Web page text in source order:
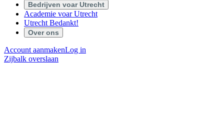
Bedrijven voar Utrecht
Academie voar Utrecht
Utrecht Bedankt!
Over ons
Account aanmakenLog in
Zijbalk overslaan